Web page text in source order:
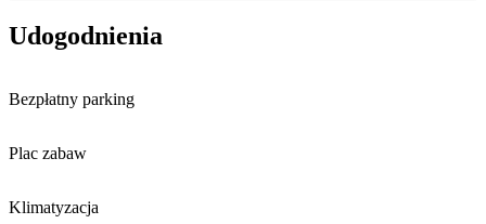
Udogodnienia
Bezpłatny parking
Plac zabaw
Klimatyzacja